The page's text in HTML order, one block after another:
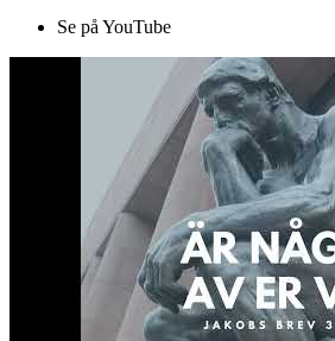
Se på YouTube